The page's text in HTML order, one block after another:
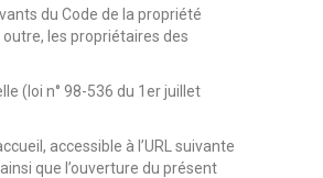
du Code de la propriété
les propriétaires des
(loi n° 98-536 du 1er juillet
accessible à l’URL suivante
que l’ouverture du présent